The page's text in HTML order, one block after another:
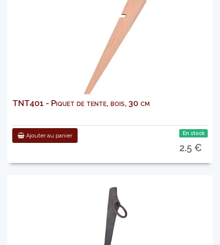
TNT401 - Piquet de tente, bois, 30 cm
Ajouter au panier En stock
2.5 €